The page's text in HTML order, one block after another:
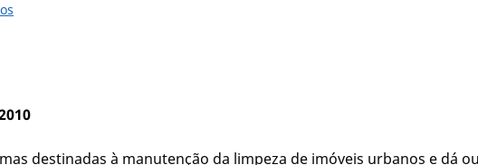
destinadas à manutenção da limpeza de imóveis urbanos e dá